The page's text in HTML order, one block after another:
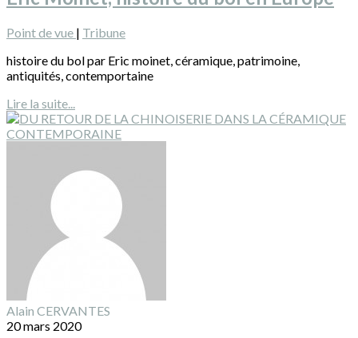
Point de vue | Tribune
histoire du bol par Eric moinet, céramique, patrimoine,
antiquités, contemportaine
Lire la suite...
Alain CERVANTES
20 mars 2020